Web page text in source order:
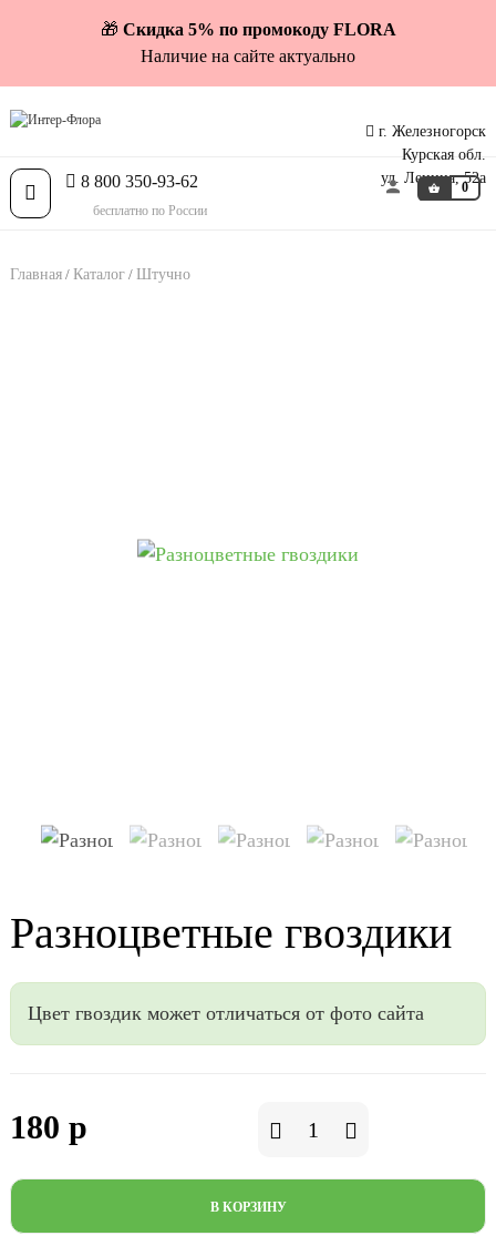
🎁 Скидка 5% по промокоду FLORA
Наличие на сайте актуально
г. Железногорск
Курская обл.
ул. Ленина, 52а
8 800 350-93-62
бесплатно по России
Toggle
navigation
0
Главная Каталог Штучно
Разноцветные гвоздики
Цвет гвоздик может отличаться от фото сайта
180 р
В КОРЗИНУ